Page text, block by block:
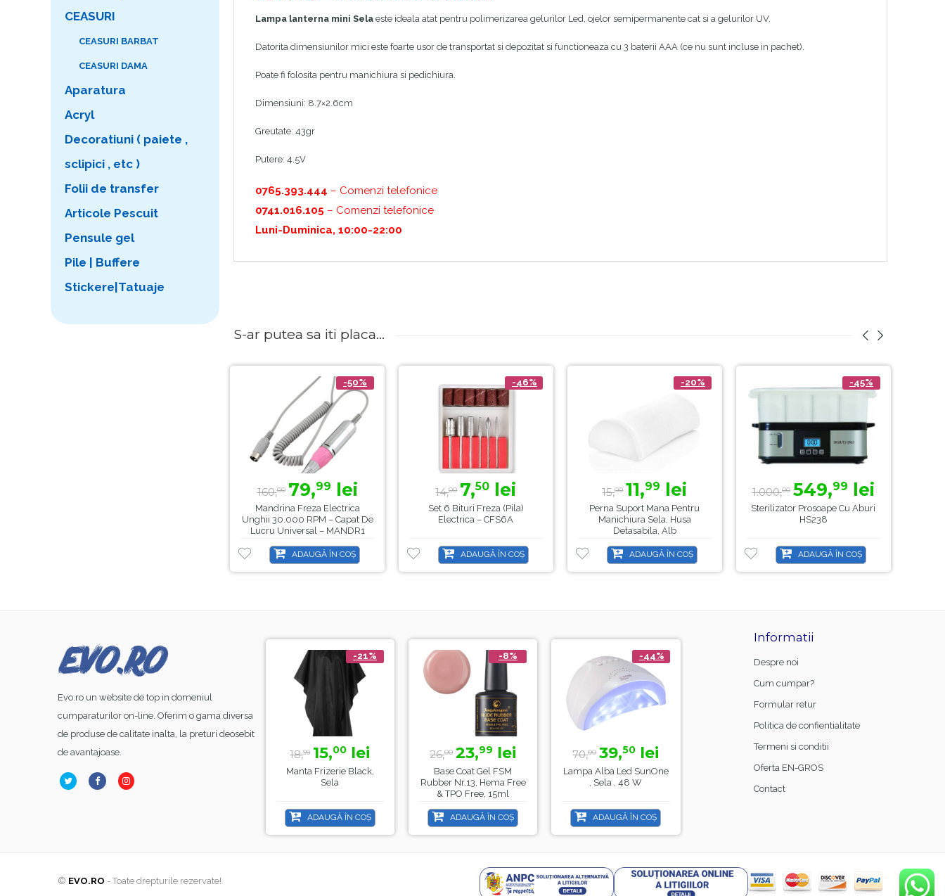
Lampa lanterna mini Sela este ideala atat pentru polimerizarea gelurilor Led, ojelor semipermanente cat si a gelurilor UV.
Datorita dimensiunilor mici este foarte usor de transportat si depozitat si functioneaza cu 3 baterii AAA (ce nu sunt incluse in pachet).
Poate fi folosita pentru manichiura si pedichiura.
Dimensiuni: 8.7×2.6cm
Greutate: 43gr
Putere: 4.5V
0765.393.444 – Comenzi telefonice
0741.016.105 – Comenzi telefonice
Luni-Duminica, 10:00-22:00
S-ar putea sa iti placa...
-50%
160,00 79,99 lei
Mandrina Freza Electrica
Unghii 30.000 RPM – Capat De
Lucru Universal – MANDR1
ADAUGĂ ÎN COȘ
-46%
14,00 7,50 lei
Set 6 Bituri Freza (pila)
Electrica – CFS6A
ADAUGĂ ÎN COȘ
-20%
15,00 11,99 lei
Perna Suport Mana Pentru
Manichiura Sela, Husa
Detasabila, Alb
ADAUGĂ ÎN COȘ
-45%
1.000,00 549,99 lei
Sterilizator Prosoape Cu Aburi
HS238
ADAUGĂ ÎN COȘ
CEASURI
CEASURI BARBAT
CEASURI DAMA
Aparatura
Acryl
Decoratiuni ( paiete ,
sclipici , etc )
Folii de transfer
Articole Pescuit
Pensule gel
Pile | Buffere
Stickere|Tatuaje
Evo.ro un website de top in domeniul
cumparaturilor on-line. Oferim o gama diversa
de produse de calitate inalta, la preturi deosebit
de avantajoase.
-8%
99lei
Base Coat Gel FSM
Nr.13, Hema Free
-21%
18,99 15,00 lei
Manta Frizerie Black,
Sela
ADAUGĂ ÎN COȘ
-8%
26,00 23,99 lei
Base Coat Gel FSM
Rubber Nr.13, Hema Free
& TPO Free, 15ml
ADAUGĂ ÎN COȘ
-44%
70,00 39,50 lei
Lampa Alba Led SunOne
, Sela , 48 W
ADAUGĂ ÎN COȘ
-21%
15,00lei
Manta Frizerie Black,
Informatii
Despre noi
Cum cumpar?
Formular retur
Politica de confientialitate
Termeni si conditii
Oferta EN-GROS
Contact
© EVO.RO - Toate drepturile rezervate!